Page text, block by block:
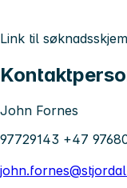
Link til
John Fornes
97729143 +47